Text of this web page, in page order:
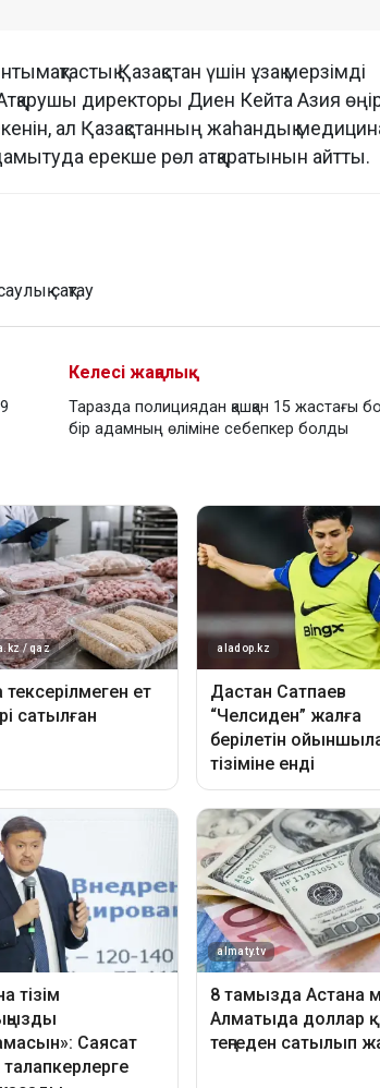
Қазақстан үшін ұзақ мерзімді
директоры Диен Кейта Азия
ал Қазақстанның жаһандық
ерекше рөл атқаратынын айтты.
сақтау
Келесі жаңалық
Таразда полициядан қашқан 15 жастағы
бір адамның өліміне себепкер болды